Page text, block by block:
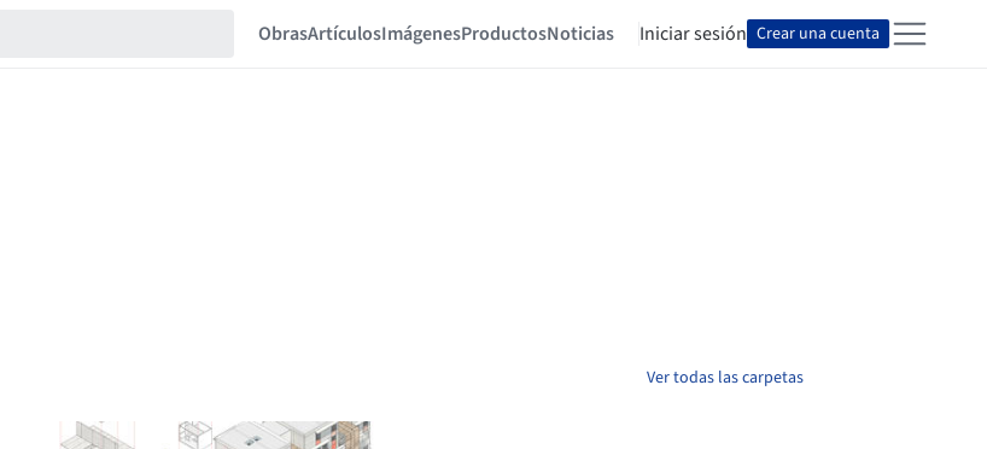
ObrasArtículosImágenesProductosNoticias Iniciar sesión Crear una cuenta
Ver todas las carpetas